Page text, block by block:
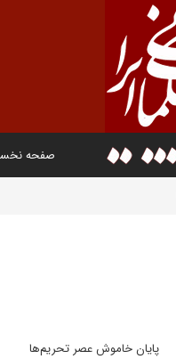
صفحه
پایان خاموش عصر تحریم‌ها